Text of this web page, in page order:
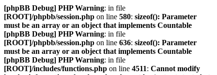
[phpBB Debug] PHP Warning: in file
[ROOT]/phpbb/session.php on line 580: sizeof(): Parameter
must be an array or an object that implements Countable
[phpBB Debug] PHP Warning: in file
[ROOT]/phpbb/session.php on line 636: sizeof(): Parameter
must be an array or an object that implements Countable
[phpBB Debug] PHP Warning: in file
[ROOT]/includes/functions.php on line 4511: Cannot modify